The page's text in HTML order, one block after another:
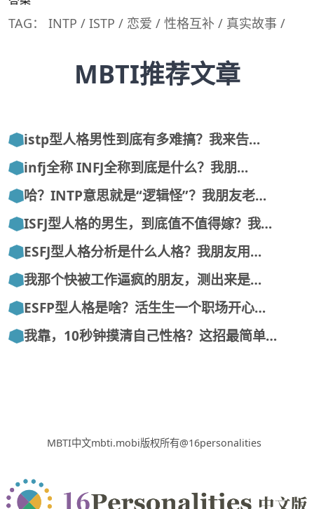
TAG： INTP / ISTP / 恋爱 / 性格互补 / 真实故事 /
MBTI推荐文章
istp型人格男性到底有多难搞？我来告…
infj全称 INFJ全称到底是什么？我朋…
哈？INTP意思就是“逻辑怪”？我朋友老…
ISFJ型人格的男生，到底值不值得嫁？我…
ESFJ型人格分析是什么人格？我朋友用…
我那个快被工作逼疯的朋友，测出来是…
ESFP型人格是啥？活生生一个职场开心…
我靠，10秒钟摸清自己性格？这招最简单…
MBTI中文mbti.mobi版权所有@16personalities